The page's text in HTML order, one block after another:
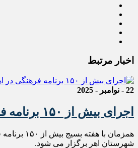
اخبار مرتبط
22 - نوامبر - 2025
اجرای بیش از ۱۵۰ برنامه فرهنگی در اهر
همزمان با
شهرستان اهر برگزار می شود.